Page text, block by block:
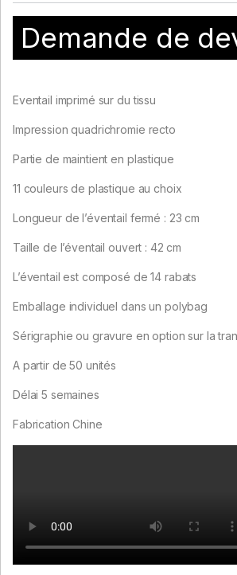
Demande de
Eventail imprimé sur du tissu
Impression quadrichromie recto
Partie de maintient en plastique
11 couleurs de plastique au choix
Longueur de l’éventail fermé : 23 cm
Taille de l’éventail ouvert : 42 cm
L’éventail est composé de 14 rabats
Emballage individuel dans un polybag
Sérigraphie ou gravure en option sur la
A partir de 50 unités
Délai 5 semaines
Fabrication Chine